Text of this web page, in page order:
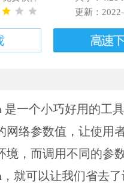
更新：
是一个小巧好用的工
网络参数值，让使用
境，而调用不同的参
，就可以让我们省去